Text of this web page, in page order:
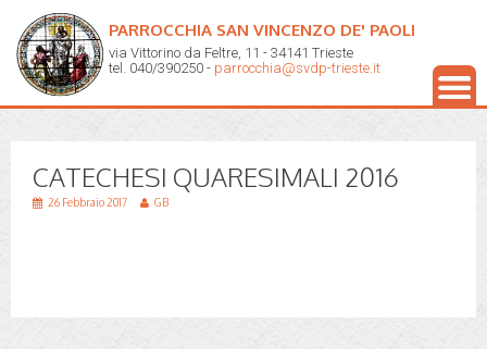
PARROCCHIA SAN VINCENZO DE' PAOLI
via Vittorino da Feltre, 11 - 34141 Trieste
tel. 040/390250 - parrocchia@svdp-trieste.it
CATECHESI QUARESIMALI 2016
26 Febbraio 2017 GB